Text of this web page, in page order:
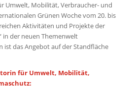
Umwelt, Mobilität, Verbraucher- und
Grünen Woche vom 20. bis
Aktivitäten und Projekte der
in der neuen Themenwelt
ist das Angebot auf der Standfläche
für Umwelt, Mobilität,